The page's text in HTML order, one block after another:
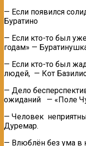
— Если появился
Буратино
— Если кто-то был
годам» —
— Если кто-то был
людей, — Кот
— Дело
ожиданий — «Поле
— Человек
Дуремар.
— Влюблён без ума